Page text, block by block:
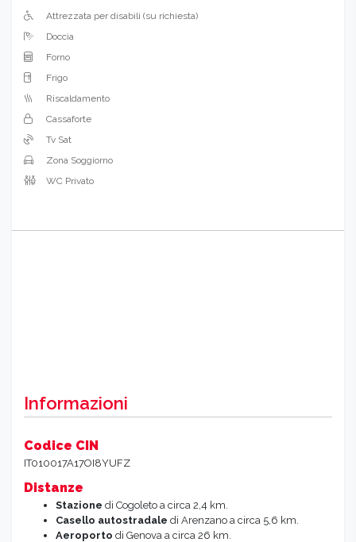
Attrezzata per disabili (su richiesta)
Doccia
Forno
Frigo
Riscaldamento
Cassaforte
Tv Sat
Zona Soggiorno
WC Privato
Informazioni
Codice CIN
IT010017A17OI8YUFZ
Distanze
Stazione di Cogoleto a circa 2,4 km.
Casello autostradale di Arenzano a circa 5,6 km.
Aeroporto di Genova a circa 26 km.